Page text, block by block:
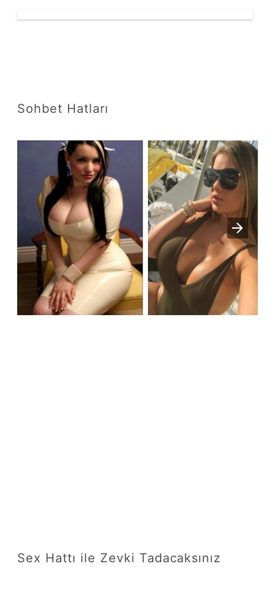
Sohbet Hatları
Sex Hattı ile Zevki Tadacaksınız